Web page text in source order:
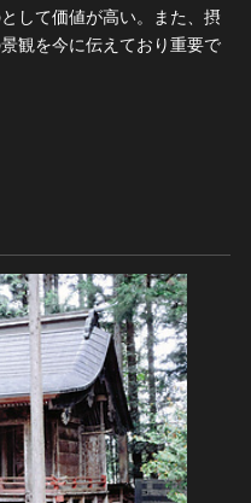
して価値が高い。また、摂
観を今に伝えており重要で